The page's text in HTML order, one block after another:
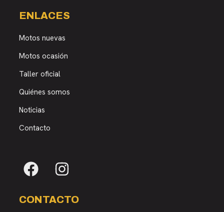
ENLACES
Motos nuevas
Motos ocasión
Taller oficial
Quiénes somos
Noticias
Contacto
CONTACTO